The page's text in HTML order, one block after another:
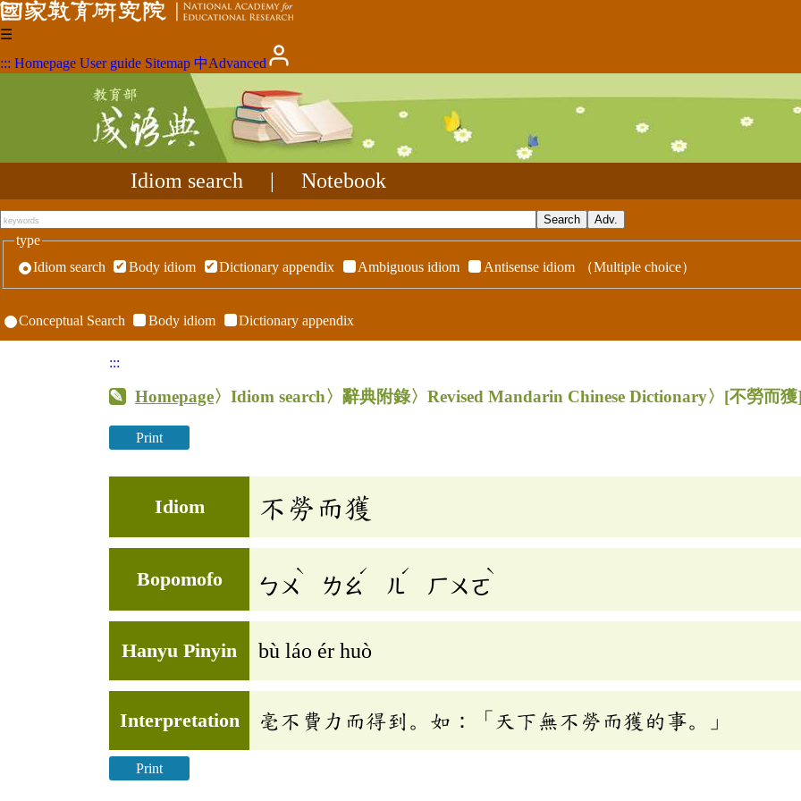
☰
::: Homepage User guide Sitemap 中Advanced
Idiom search Notebook
type
Idiom search
Body idiom Dictionary appendix Ambiguous idiom Antisense idiom （Multiple choice）
Conceptual Search Body idiom Dictionary appendix
:::
Homepage〉Idiom search〉辭典附錄〉Revised Mandarin Chinese Dictionary〉 [不勞而
Print
Idiom 不勞而獲
Bopomofo ㄅㄨ
ˋ
ㄌㄠ
ˊ
ㄦ
ˊ
ㄏㄨㄛ
ˋ
Hanyu Pinyin bù láo ér huò
Interpretation 毫不費力而得到。如：「天下無不勞而獲的事。」
Print